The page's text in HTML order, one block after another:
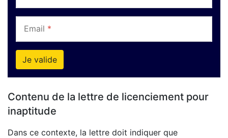
Contenu de la lettre de licenciement pour
inaptitude
Dans ce contexte, la lettre doit indiquer que
Email *
Je valide